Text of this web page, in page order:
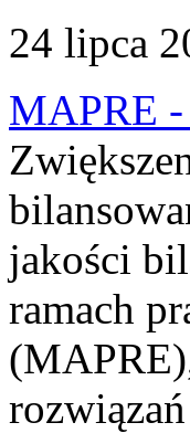
24 lipca
MAPRE -
jakości
ramach